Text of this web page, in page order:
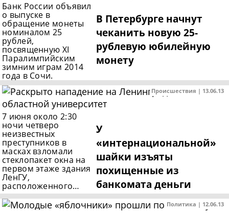
В Петербурге начнут
чеканить новую 25-
рублевую юбилейную
монету
Банк России объявил
о выпуске в
обращение монеты
номиналом 25
рублей,
посвященную XI
Паралимпийским
зимним играм 2014
года в Сочи.
Происшествия | 13.06.13
У
«интернациональной»
шайки изъяты
похищенные из
банкомата деньги
7 июня около 2:30
ночи четверо
неизвестных
преступников в
масках взломали
стеклопакет окна на
первом этаже здания
ЛенГУ,
расположенного…
Политика | 12.06.13